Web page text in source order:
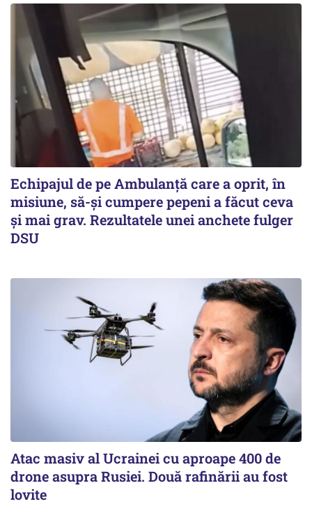
Echipajul de pe Ambulanță care a oprit, în
misiune, să-și cumpere pepeni a făcut ceva
și mai grav. Rezultatele unei anchete fulger
DSU
Atac masiv al Ucrainei cu aproape 400 de
drone asupra Rusiei. Două rafinării au fost
lovite